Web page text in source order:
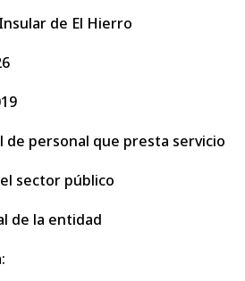
de El Hierro
de personal que presta servicio
sector público
de la entidad